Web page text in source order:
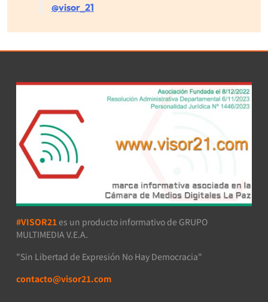
@visor_21
#VISOR21 es un producto informativo de GRUPO
MULTIMEDIA V.E.A.
"Sin Libertad de Expresión No Hay Democracia"
contacto@visor21.com